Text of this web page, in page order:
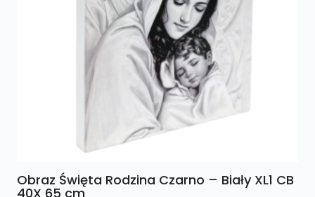
Obraz Święta Rodzina Czarno – Biały XL1 CB
40X 65 cm